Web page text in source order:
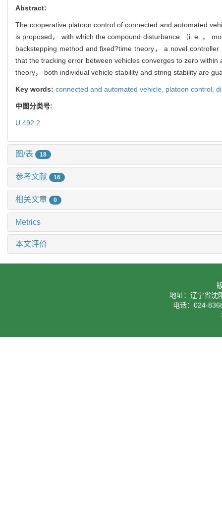
Abstract:
The cooperative platoon control of connected and automated
is proposed， with which the compound disturbance （i. e. ，
backstepping method and fixed?time theory， a novel
that the tracking error between vehicles converges to zero
theory， both individual vehicle stability and string stability are
Key words: connected and automated vehicle, platoon control,
中图分类号:
U 492.2
图/表 18
参考文献 16
相关文章 0
Metrics
本文评价
地址：辽宁省沈
电话：024-